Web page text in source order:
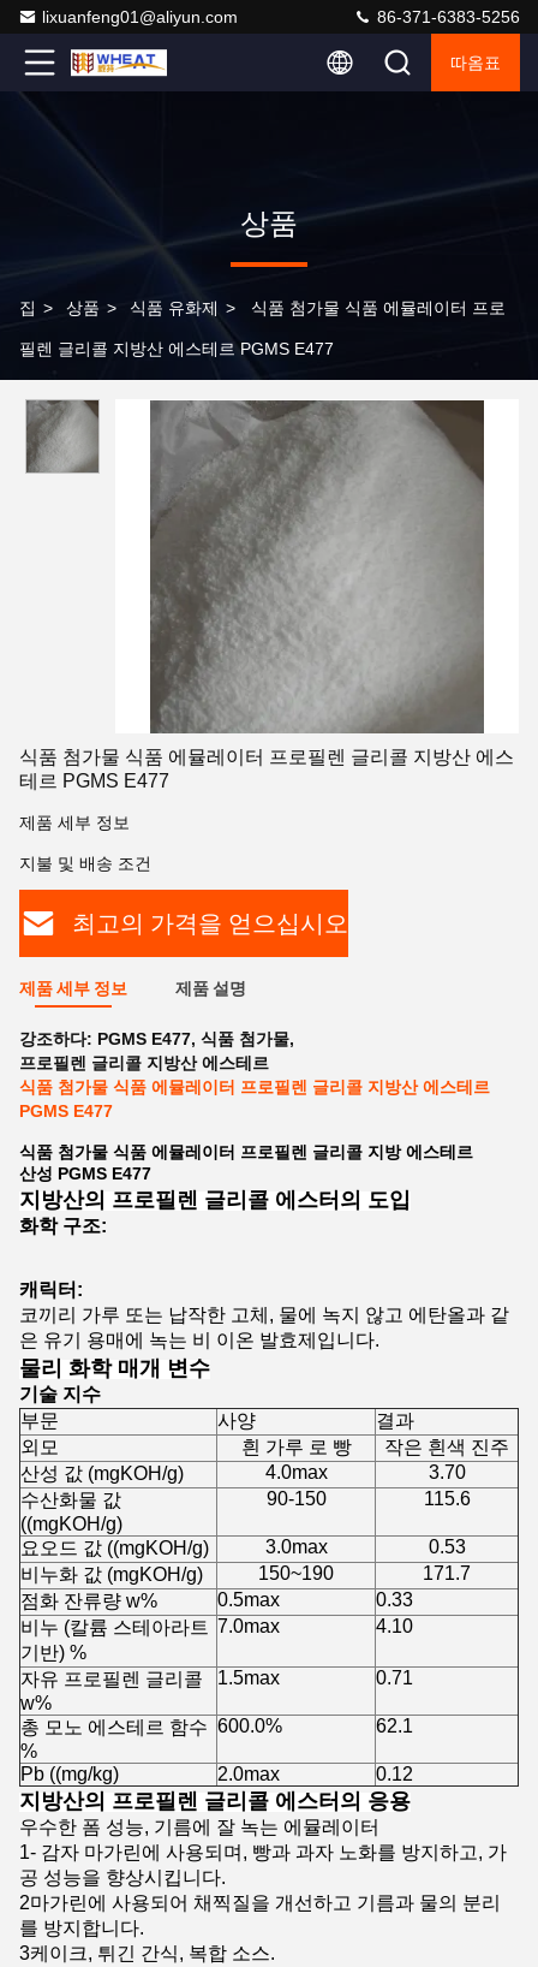
lixuanfeng01@aliyun.com 86-371-6383-5256
따옴표
상품
집 > 상품 > 식품 유화제 > 식품 첨가물 식품 에뮬레이터 프로
필렌 글리콜 지방산 에스테르 PGMS E477
식품 첨가물 식품 에뮬레이터 프로필렌 글리콜 지방산 에스
테르 PGMS E477
제품 세부 정보
지불 및 배송 조건
최고의 가격을 얻으십시오
제품 세부 정보 제품 설명
강조하다: PGMS E477, 식품 첨가물,
프로필렌 글리콜 지방산 에스테르
식품 첨가물 식품 에뮬레이터 프로필렌 글리콜 지방산 에스테르
PGMS E477
식품 첨가물 식품 에뮬레이터 프로필렌 글리콜 지방 에스테르
산성 PGMS E477
지방산의 프로필렌 글리콜 에스터의 도입
화학 구조:
캐릭터:
코끼리 가루 또는 납작한 고체, 물에 녹지 않고 에탄올과 같
은 유기 용매에 녹는 비 이온 발효제입니다.
물리 화학 매개 변수
기술 지수
부문
사양
결과
외모
흰 가루 로 빵
작은 흰색 진주
산성 값 (mgKOH/g)
4.0max
3.70
수산화물 값
((mgKOH/g)
90-150 115.6
요오드 값 ((mgKOH/g) 3.0max
0.53
비누화 값 (mgKOH/g)
150~190
171.7
점화 잔류량 w%
0.5max
0.33
비누 (칼륨 스테아라트
기반) %
7.0max 4.10
자유 프로필렌 글리콜
w%
1.5max 0.71
총 모노 에스테르 함수
%
600.0% 62.1
Pb ((mg/kg) 2.0max 0.12
지방산의 프로필렌 글리콜 에스터의 응용
우수한 폼 성능, 기름에 잘 녹는 에뮬레이터
1- 감자 마가린에 사용되며, 빵과 과자 노화를 방지하고, 가
공 성능을 향상시킵니다.
2마가린에 사용되어 채찍질을 개선하고 기름과 물의 분리
를 방지합니다.
3케이크, 튀긴 간식, 복합 소스.